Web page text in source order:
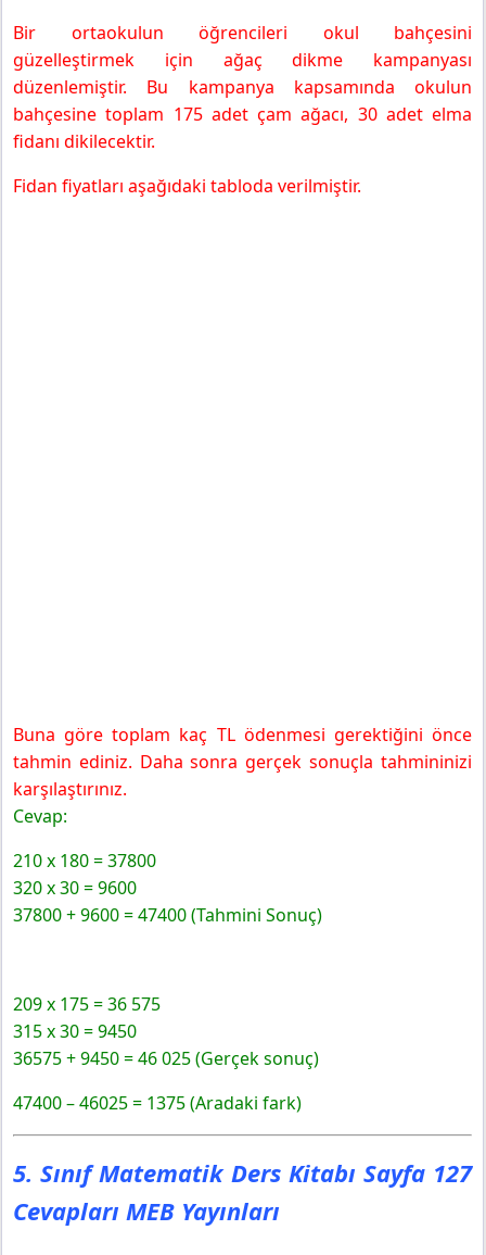
Bir ortaokulun öğrencileri okul bahçesini
güzelleştirmek için ağaç dikme kampanyası
düzenlemiştir. Bu kampanya kapsamında okulun
bahçesine toplam 175 adet çam ağacı, 30 adet elma
fidanı dikilecektir.
Fidan fiyatları aşağıdaki tabloda verilmiştir.
Buna göre toplam kaç TL ödenmesi gerektiğini önce
tahmin ediniz. Daha sonra gerçek sonuçla tahmininizi
karşılaştırınız.
Cevap:
210 x 180 = 37800
320 x 30 = 9600
37800 + 9600 = 47400 (Tahmini Sonuç)
209 x 175 = 36 575
315 x 30 = 9450
36575 + 9450 = 46 025 (Gerçek sonuç)
47400 – 46025 = 1375 (Aradaki fark)
5. Sınıf Matematik Ders Kitabı Sayfa 127
Cevapları MEB Yayınları